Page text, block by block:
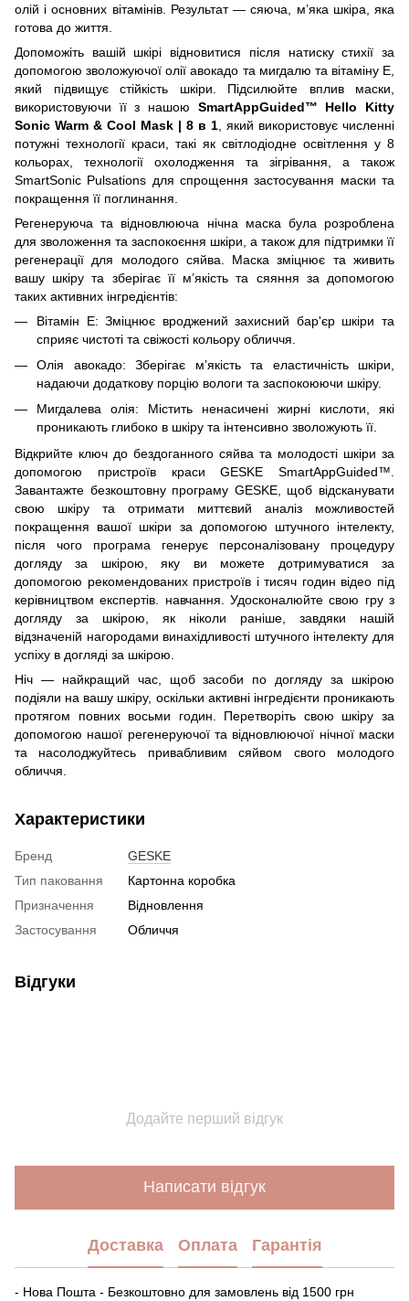
олій і основних вітамінів. Результат — сяюча, м’яка шкіра, яка
готова до життя.
Допоможіть вашій шкірі відновитися після натиску стихії за
допомогою зволожуючої олії авокадо та мигдалю та вітаміну Е,
який підвищує стійкість шкіри. Підсилюйте вплив маски,
використовуючи її з нашою SmartAppGuided™ Hello Kitty
Sonic Warm & Cool Mask | 8 в 1 , який використовує численні
потужні технології краси, такі як світлодіодне освітлення у 8
кольорах, технології охолодження та зігрівання, а також
SmartSonic Pulsations для спрощення застосування маски та
покращення її поглинання.
Регенеруюча та відновлююча нічна маска була розроблена
для зволоження та заспокоєння шкіри, а також для підтримки її
регенерації для молодого сяйва. Маска зміцнює та живить
вашу шкіру та зберігає її м’якість та сяяння за допомогою
таких активних інгредієнтів:
Вітамін Е: Зміцнює вроджений захисний бар'єр шкіри та
сприяє чистоті та свіжості кольору обличчя.
Олія авокадо: Зберігає мʼякість та еластичність шкіри,
надаючи додаткову порцію вологи та заспокоюючи шкіру.
Мигдалева олія: Містить ненасичені жирні кислоти, які
проникають глибоко в шкіру та інтенсивно зволожують її.
Відкрийте ключ до бездоганного сяйва та молодості шкіри за
допомогою пристроїв краси GESKE SmartAppGuided™.
Завантажте безкоштовну програму GESKE, щоб відсканувати
свою шкіру та отримати миттєвий аналіз можливостей
покращення вашої шкіри за допомогою штучного інтелекту,
після чого програма генерує персоналізовану процедуру
догляду за шкірою, яку ви можете дотримуватися за
допомогою рекомендованих пристроїв і тисяч годин відео під
керівництвом експертів. навчання. Удосконалюйте свою гру з
догляду за шкірою, як ніколи раніше, завдяки нашій
відзначеній нагородами винахідливості штучного інтелекту для
успіху в догляді за шкірою.
Ніч — найкращий час, щоб засоби по догляду за шкірою
подіяли на вашу шкіру, оскільки активні інгредієнти проникають
протягом повних восьми годин. Перетворіть свою шкіру за
допомогою нашої регенеруючої та відновлюючої нічної маски
та насолоджуйтесь привабливим сяйвом свого молодого
обличчя.
Характеристики
Бренд
GESKE
Тип паковання
Картонна коробка
Призначення
Відновлення
Застосування
Обличчя
Відгуки
Додайте перший відгук
Написати відгук
Доставка Оплата Гарантія
- Нова Пошта - Безкоштовно для замовлень від 1500 грн